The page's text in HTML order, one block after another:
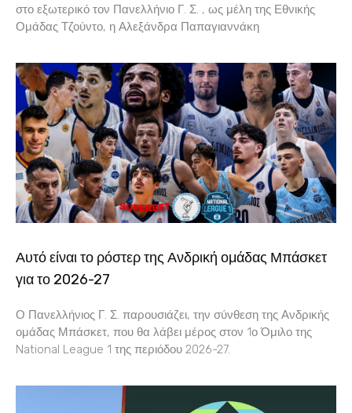
στο εξωτερικό τον Πανελλήνιο Γ. Σ. , ως μέλη της Εθνικής
Ομάδας Τζούντο, η Αλεξάνδρα Παπαγιαννάκη
Αυτό είναι το ρόστερ της Ανδρική ομάδας Μπάσκετ
για το 2026-27
Ο Πανελλήνιος Γ. Σ. παρουσιάζει, την σύνθεση της Ανδρικής
ομάδας Μπάσκετ, που θα λάβει μέρος στον 1ο Όμιλο της
National League 1 της περιόδου 2026-27.